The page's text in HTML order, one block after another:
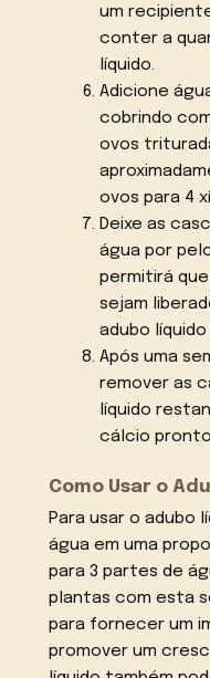
um
conter a
líquido.
Adicione
cobrindo
ovos
ovos para 4
Deixe as
água por
permitirá
sejam
adubo
Após uma
remover as
líquido
cálcio
Como Usar o
Para usar o adubo
água em uma
para 3 partes de
plantas com esta
para fornecer um
promover um